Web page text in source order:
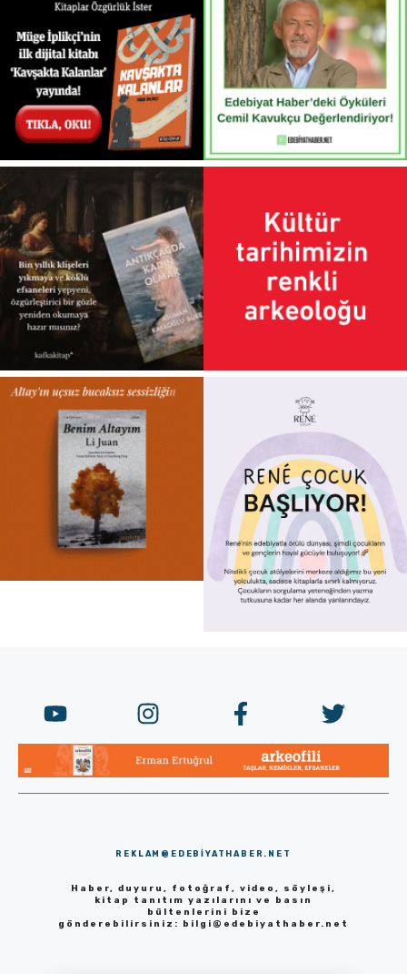
REKLAM@EDEBIYATHABER.NET
Haber, duyuru, fotoğraf, video, söyleşi,
kitap tanıtım yazılarını ve basın
bültenlerini bize
gönderebilirsiniz: bilgi@edebiyathaber.net